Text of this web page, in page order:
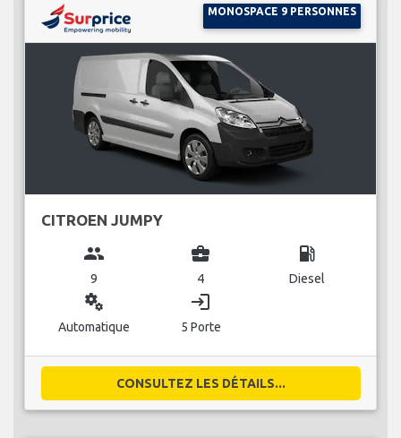
MONOSPACE 9 PERSONNES
CITROEN JUMPY
group
9
business_center
4
local_gas_station
Diesel
miscellaneous_services
Automatique
login
5 Porte
CONSULTEZ LES DÉTAILS...